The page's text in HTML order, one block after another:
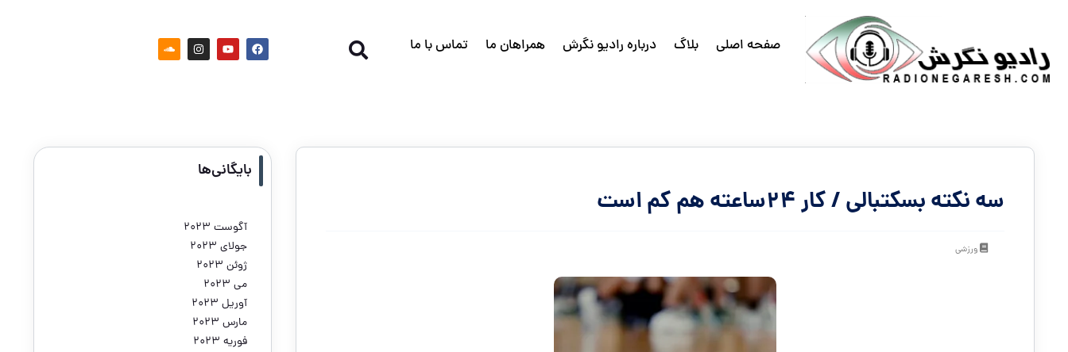
صفحه اصلی بلاگ درباره رادیو نگرش همراهان ما تماس با ما
سه نکته بسکتبالی / کار ۲۴‌ساعته هم کم است
ورزشی
بایگانی‌ها
آگوست 2023
جولای 2023
ژوئن 2023
می 2023
آوریل 2023
مارس 2023
فوریه 2023